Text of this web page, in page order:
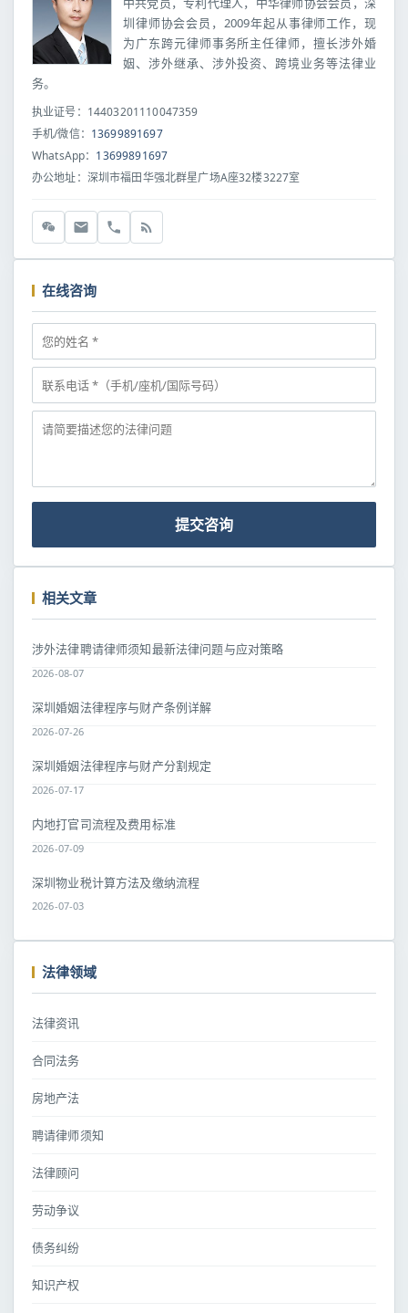
圳律师协会会员，2009年起从事律师工作，现
为广东跨元律师事务所主任律师，擅长涉外婚
姻、涉外继承、涉外投资、跨境业务等法律业
务。
执业证号：14403201110047359
手机/微信： 13699891697
WhatsApp： 13699891697
办公地址：深圳市福田华强北群星广场A座32楼3227室
在线咨询
提交咨询
相关文章
涉外法律聘请律师须知最新法律问题与应对策略
2026-08-07
深圳婚姻法律程序与财产条例详解
2026-07-26
深圳婚姻法律程序与财产分割规定
2026-07-17
内地打官司流程及费用标准
2026-07-09
深圳物业税计算方法及缴纳流程
2026-07-03
法律领域
法律资讯
合同法务
房地产法
聘请律师须知
法律顾问
劳动争议
债务纠纷
知识产权